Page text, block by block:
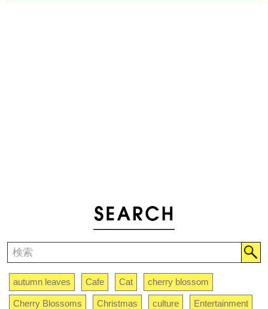
autumn leaves Cafe Cat cherry blossom
Cherry Blossoms Christmas culture Entertainment